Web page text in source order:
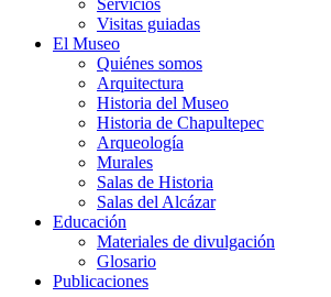
Servicios
Visitas guiadas
El Museo
Quiénes somos
Arquitectura
Historia del Museo
Historia de Chapultepec
Arqueología
Murales
Salas de Historia
Salas del Alcázar
Educación
Materiales de divulgación
Glosario
Publicaciones